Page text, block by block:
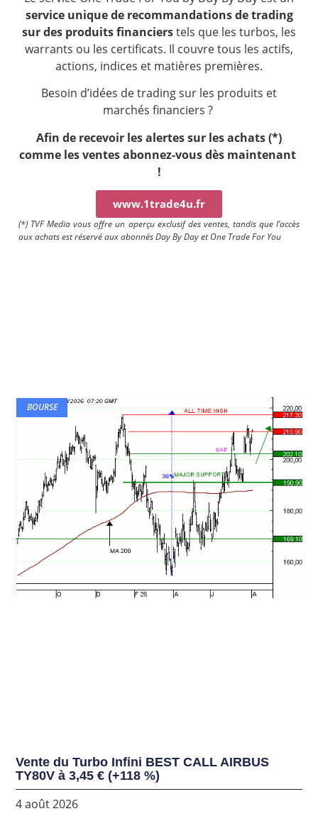
service unique de recommandations de trading
sur des produits financierstels que les turbos, les
warrants ou les certificats. Il couvre tous les actifs,
actions, indices et matières premières.
Besoin d’idées de trading sur les produits et
marchés financiers ?
Afin de recevoir les alertes sur les achats (*)
comme les ventes abonnez-vous dès maintenant
!
www.1trade4u.fr
(*) TVF Media vous offre un aperçu exclusif des ventes, tandis que l’accès
aux achats est réservé aux abonnés Day By Day et One Trade For You
BOURSE
Vente du Turbo Infini BEST CALL AIRBUS
TY80V à 3,45 € (+118 %)
4 août 2026